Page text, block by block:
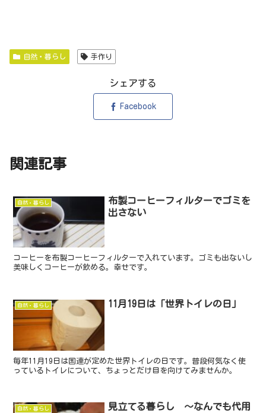
自然・暮らし 手作り
シェアする
Facebook
関連記事
自然・暮らし
布製コーヒーフィルターでゴミを
出さない
コーヒーを布製コーヒーフィルターで入れています。ゴミも出ないし
美味しくコーヒーが飲める。幸せです。
自然・暮らし 11月19日は「世界トイレの日」
毎年11月19日は国連が定めた世界トイレの日です。普段何気なく使
っているトイレについて、ちょっとだけ目を向けてみませんか。
自然・暮らし 見立てる暮らし ～なんでも代用